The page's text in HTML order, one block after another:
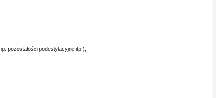
pozostałości podestylacyjne itp.),